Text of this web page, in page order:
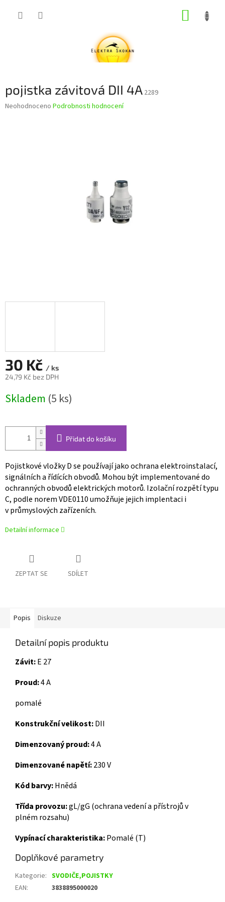
pojistka závitová DII 4A 2289
Průměrné
Neohodnoceno Podrobnosti hodnocení
30 Kč / ks
24,79 Kč bez DPH
cena:
Skladem (5 ks)
Přidat do košíku
Pojistkové vložky D se používají jako ochrana elektroinstalací,
signálních a řídících obvodů. Mohou být implementované do
ochranných obvodů elektrických motorů. Izolační rozpětí typu
C, podle norem VDE0110 umožňuje jejich implentaci i
v průmyslových zařízeních.
Detailní informace
ZEPTAT SE SDÍLET
Popis Diskuze
Detailní popis produktu
Závit:E 27
Proud:4 A
pomalé
Konstrukční velikost:DII
Dimenzovaný proud:4 A
Dimenzované napětí:230 V
Kód barvy:Hnědá
Třída provozu:gL/gG (ochrana vedení a přístrojů v
plném rozsahu)
Vypínací charakteristika:Pomalé (T)
Doplňkové parametry
Kategorie: SVODIČE,POJISTKY
EAN: 3838895000020